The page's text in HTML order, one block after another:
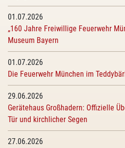
01.07.2026
„160 Jahre Freiwillige Feuerwehr
Museum Bayern
01.07.2026
Die Feuerwehr München im
29.06.2026
Gerätehaus Großhadern: Offizielle
Tür und kirchlicher Segen
27.06.2026